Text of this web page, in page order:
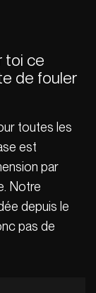
toi ce
de fouler
toutes les
est
par
Notre
depuis le
pas de